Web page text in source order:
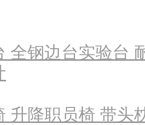
全钢边台实验台
升降职员椅 带头